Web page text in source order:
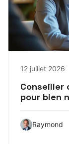
12 juillet 2026
Conseiller
pour bien
Raymond